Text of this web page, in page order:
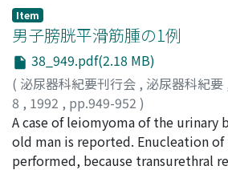
cell carcinoma with inverted
including our case, are reviewed.
some functioning upper segment of
reimplanted into the bladder to
intervention for heminephrectomy.
retrograde ureterogram of ectopic
courses and shapes of the dilated
ureters were compared between
ureter with incontinence and that
incontinence. We suppose the
of ectopic ureter is kept when the
Item
男子膀胱平滑筋腫の1例
38_949.pdf(2.18 MB)
( 泌尿器科紀要刊行会 , 泌尿器科紀要
8 , 1992 , pp.949-952 )
西山, 博之;中村, 健一;西村, 昌則;西
Nishiyama, Hiroyuki ;Nakamura,
Masanori;Nishimura, Kazuo;
A case of leiomyoma of the urinary
old man is reported. Enucleation
performed, because transurethral